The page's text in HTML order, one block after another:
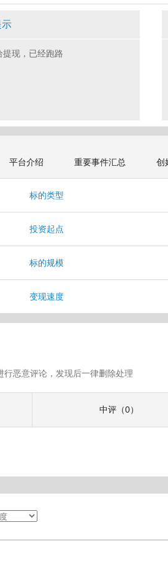
示
提现，已经跑路
平台介绍 重要事件汇总 创
标的类型
投资起点
标的规模
变现速度
恶意评论，发现后一律删除处理
中评（0）